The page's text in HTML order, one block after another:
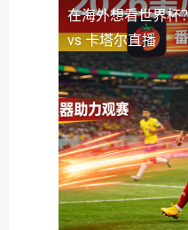
在海外想看世界杯
vs 卡塔尔直播